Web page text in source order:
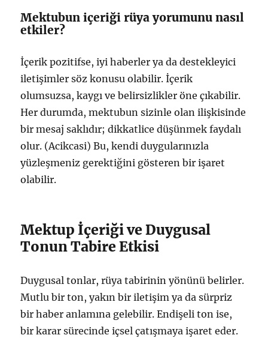
Mektubun içeriği rüya yorumunu nasıl
etkiler?
İçerik pozitifse, iyi haberler ya da destekleyici
iletişimler söz konusu olabilir. İçerik
olumsuzsa, kaygı ve belirsizlikler öne çıkabilir.
Her durumda, mektubun sizinle olan ilişkisinde
bir mesaj saklıdır; dikkatlice düşünmek faydalı
olur. (Acikcasi) Bu, kendi duygularınızla
yüzleşmeniz gerektiğini gösteren bir işaret
olabilir.
Mektup İçeriği ve Duygusal
Tonun Tabire Etkisi
Duygusal tonlar, rüya tabirinin yönünü belirler.
Mutlu bir ton, yakın bir iletişim ya da sürpriz
bir haber anlamına gelebilir. Endişeli ton ise,
bir karar sürecinde içsel çatışmaya işaret eder.